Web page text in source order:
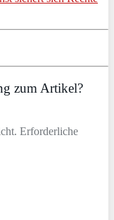
zum Artikel?
Erforderliche